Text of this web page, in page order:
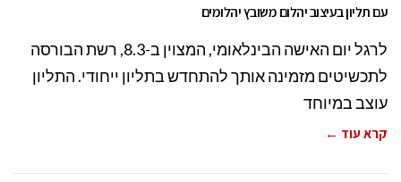
עם תליון בעיצוב יהלום משובץ יהלומים
לרגל יום האישה הבינלאומי, המצוין ב-8.3, רשת הבורסה
לתכשיטים מזמינה אותך להתחדש בתליון ייחודי. התליון
עוצב במיוחד
קרא עוד ←